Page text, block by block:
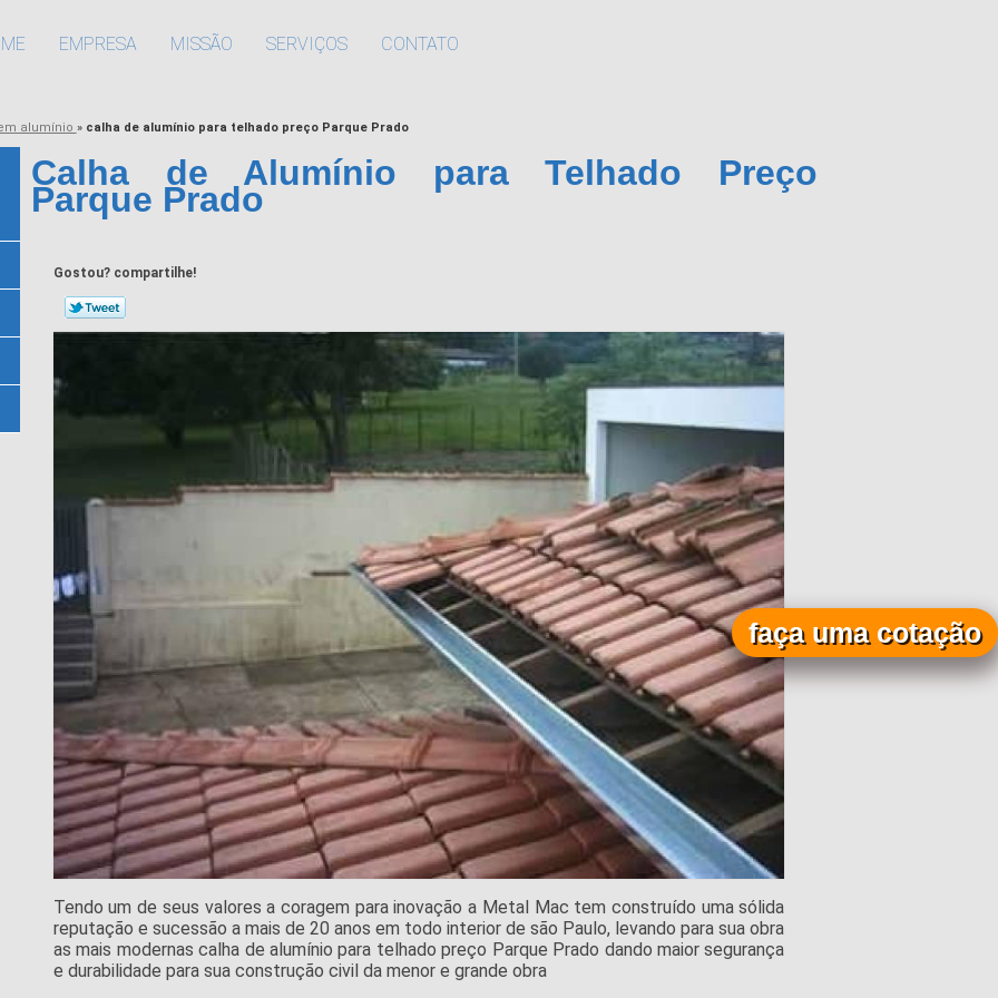
EMPRESA MISSÃO SERVIÇOS CONTATO
alumínio » calha de alumínio para telhado preço Parque Prado
Calha de Alumínio para Telhado Preço
Parque Prado
Gostou? compartilhe!
Tendo um de seus valores a coragem para inovação a Metal Mac tem construído uma sólida
reputação e sucessão a mais de 20 anos em todo interior de são Paulo, levando para sua obra
as mais modernas calha de alumínio para telhado preço Parque Prado dando maior segurança
e durabilidade para sua construção civil da menor e grande obra
faça uma cotação